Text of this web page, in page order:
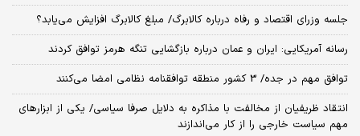
جلسه وزرای اقتصاد و رفاه درباره کالابرگ/ مبلغ کالابرگ افزایش می‌یابد؟
رسانه آمریکایی: ایران و عمان درباره بازگشایی تنگه هرمز توافق کردند
توافق مهم در جده/ 3 کشور منطقه توافقنامه نظامی امضا می‌کنند
انتقاد ظریفیان از مخالفت با مذاکره به دلایل صرفا سیاسی/ یکی از ابزارهای
مهم سیاست خارجی را از کار می‌اندازند